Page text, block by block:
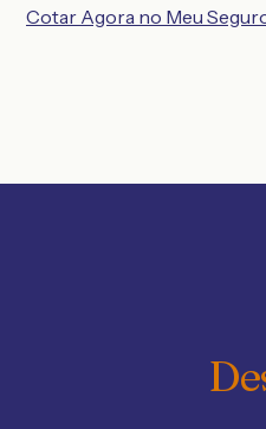
Cotar Agora no Meu